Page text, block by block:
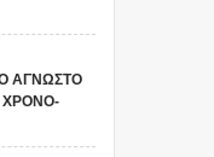
ΑΓΝΩΣΤΟ
ΧΡΟΝΟ-